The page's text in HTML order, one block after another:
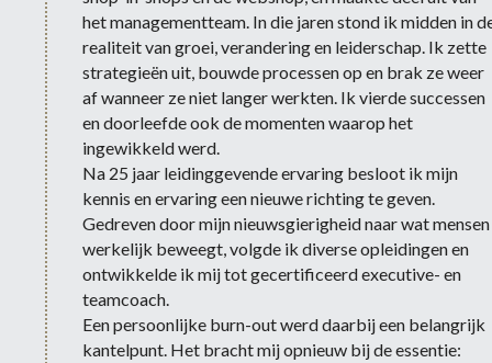
het managementteam. In die jaren stond ik midden in
realiteit van groei, verandering en leiderschap. Ik zette
strategieën uit, bouwde processen op en brak ze weer
af wanneer ze niet langer werkten. Ik vierde successen
en doorleefde ook de momenten waarop het
ingewikkeld werd.
Na 25 jaar leidinggevende ervaring besloot ik mijn
kennis en ervaring een nieuwe richting te geven.
Gedreven door mijn nieuwsgierigheid naar wat mensen
werkelijk beweegt, volgde ik diverse opleidingen en
ontwikkelde ik mij tot gecertificeerd executive- en
teamcoach.
Een persoonlijke burn-out werd daarbij een belangrijk
kantelpunt. Het bracht mij opnieuw bij de essentie: